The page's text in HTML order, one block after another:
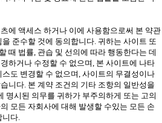
에 액세스 하거나 이에 사용함으로써 본 약관
준수할 것에 동의합니다. 귀하는 사이트 또
때 법률, 관습 및 선의에 따라 행동한다는 데
하거나 수정할 수 없으며, 본 사이트에 나타
도 변경할 수 없으며, 사이트의 무결성이나
니다. 본 계약 조건의 기타 조항의 일반성을
명시된 의무를 귀하가 부주의하게 또는 고의
모든 자회사에 대해 발생할 수있는 모든 손
니다.